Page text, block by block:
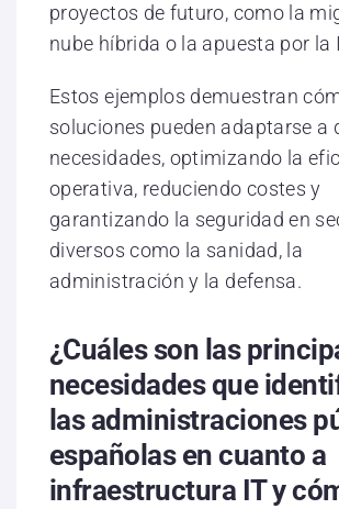
proyectos de futuro, como la
nube híbrida o la apuesta por la
Estos ejemplos demuestran
soluciones pueden adaptarse a
necesidades, optimizando la
operativa, reduciendo costes y
garantizando la seguridad en
diversos como la sanidad, la
administración y la defensa.
¿Cuáles son las
necesidades que
las administraciones
españolas en cuanto a
infraestructura IT y